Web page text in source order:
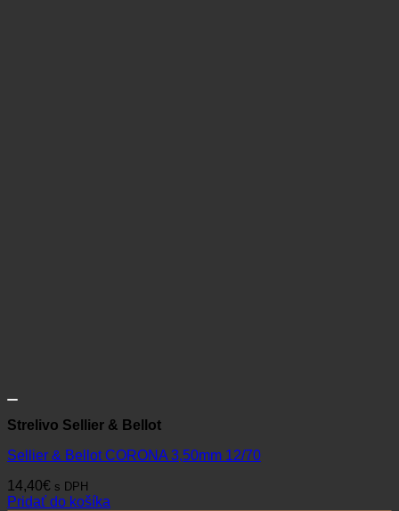
Strelivo Sellier & Bellot
Sellier & Bellot CORONA 3,50mm 12/70
14,40€ s DPH
Pridať do košíka